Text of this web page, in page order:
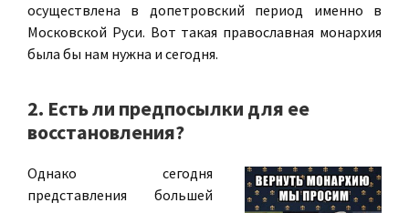
осуществлена в допетровский период именно в
Московской Руси. Вот такая православная монархия
была бы нам нужна и сегодня.
2. Есть ли предпосылки для ее
восстановления?
Однако сегодня
представления большей